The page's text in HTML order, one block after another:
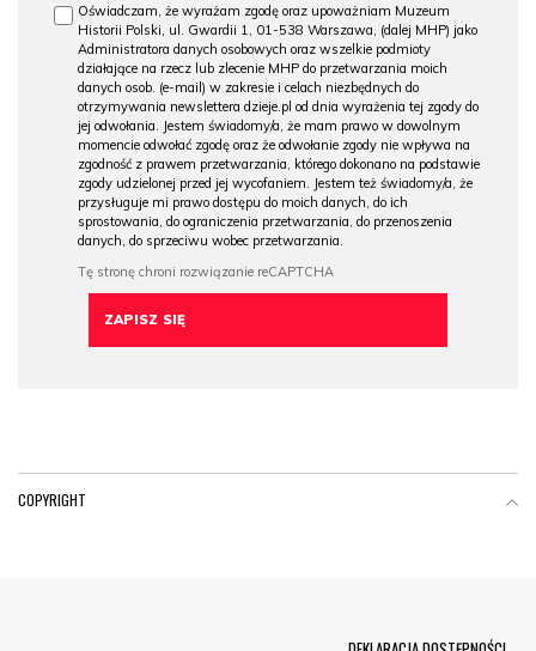
Oświadczam, że wyrażam zgodę oraz upoważniam Muzeum
Historii Polski, ul. Gwardii 1, 01-538 Warszawa, (dalej MHP) jako
Administratora danych osobowych oraz wszelkie podmioty
działające na rzecz lub zlecenie MHP do przetwarzania moich
danych osob. (e-mail) w zakresie i celach niezbędnych do
otrzymywania newslettera dzieje.pl od dnia wyrażenia tej zgody do
jej odwołania. Jestem świadomy/a, że mam prawo w dowolnym
momencie odwołać zgodę oraz że odwołanie zgody nie wpływa na
zgodność z prawem przetwarzania, którego dokonano na podstawie
zgody udzielonej przed jej wycofaniem. Jestem też świadomy/a, że
przysługuje mi prawo dostępu do moich danych, do ich
sprostowania, do ograniczenia przetwarzania, do przenoszenia
danych, do sprzeciwu wobec przetwarzania.
COPYRIGHT